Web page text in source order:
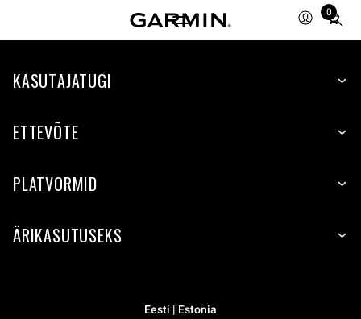
0
Total
items
cart:
KASUTAJATUGI
ETTEVÕTE
PLATVORMID
ÄRIKASUTUSEKS
Eesti | Estonia